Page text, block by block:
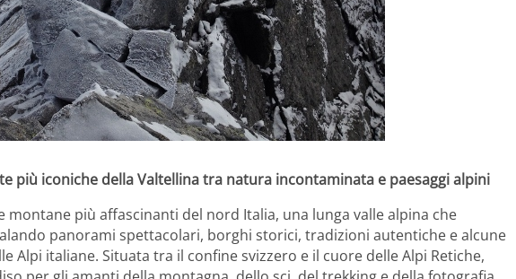
più iconiche della Valtellina tra natura incontaminata e paesaggi alpini
montane più affascinanti del nord Italia, una lunga valle alpina che
panorami spettacolari, borghi storici, tradizioni autentiche e alcune
Alpi italiane. Situata tra il confine svizzero e il cuore delle Alpi Retiche,